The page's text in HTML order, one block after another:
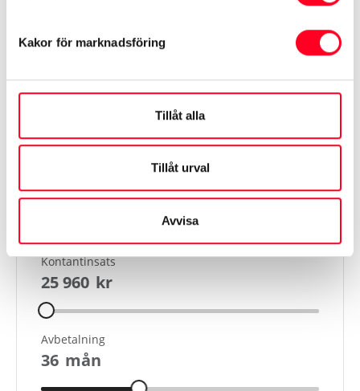
Kakor för marknadsföring
Tillåt alla
Tillåt urval
Avvisa
Informationen hämtas från Transportstyrelsen och
Visa mer
Kontantinsats
25 960 kr
Avbetalning
36 mån